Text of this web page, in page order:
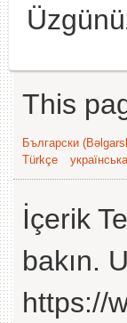
This
Български
Türkçe
İçerik
bakın.
https://